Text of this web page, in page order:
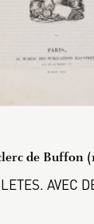
de Buffon
AVEC